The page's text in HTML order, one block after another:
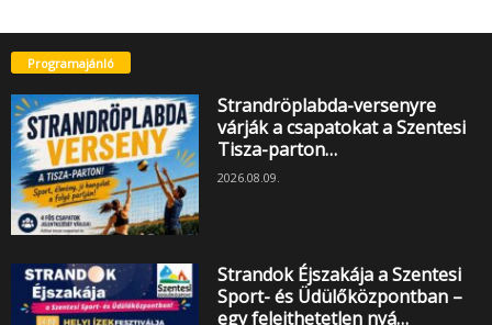
Programajánló
Strandröplabda-versenyre
várják a csapatokat a Szentesi
Tisza-parton…
2026.08.09.
Strandok Éjszakája a Szentesi
Sport- és Üdülőközpontban –
egy felejthetetlen nyá…